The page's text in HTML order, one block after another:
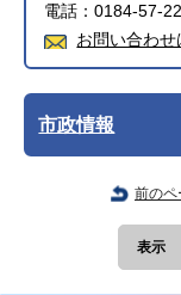
電話：0184-57-
お問い合わせ
市政情報
前のペ
表示